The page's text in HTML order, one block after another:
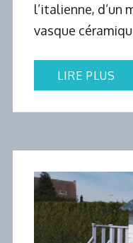
l’italienne, d’un
vasque
LIRE PLUS